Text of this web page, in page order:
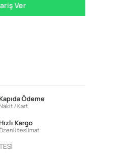
Ver
Kapıda Ödeme
/ Kart
Hızlı Kargo
teslimat